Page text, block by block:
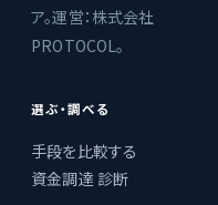
ア。運営：株式会社
PROTOCOL。
選ぶ・調べる
手段を比較する
資金調達 診断